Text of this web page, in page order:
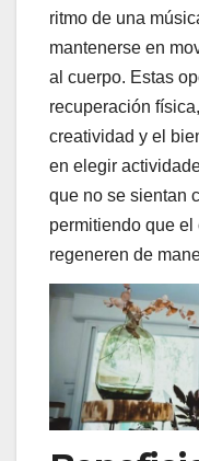
ritmo de una
mantenerse en
al cuerpo. Estas
recuperación
creatividad y el
en elegir
que no se sientan
permitiendo que
regeneren de